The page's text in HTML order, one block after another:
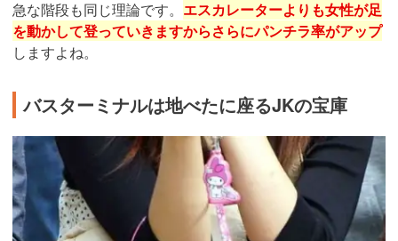
急な階段も同じ理論です。 エスカレーターよりも女性が足
を動かして登っていきますからさらにパンチラ率がアップ
しますよね。
バスターミナルは地べたに座るJKの宝庫